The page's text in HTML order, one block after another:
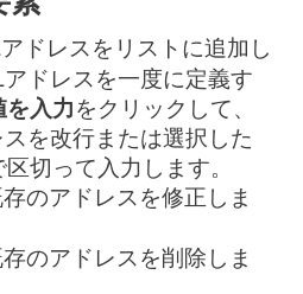
ドレスをリストに追加し
ドレスを一度に定義す
入力をクリックして、
を改行または選択した
切って入力します。
のアドレスを修正しま
のアドレスを削除しま